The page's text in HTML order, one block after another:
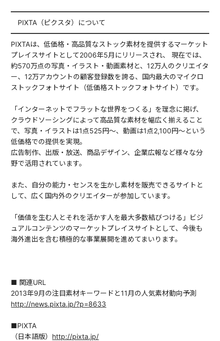
━━━━━━━━━━━━━━━━━━━━━━━━━━━━━━
PIXTA（ピクスタ）について
━━━━━━━━━━━━━━━━━━━━━━━━━━━━━━
PIXTAは、低価格・高品質なストック素材を提供するマーケット
プレイスサイトとして2006年5月にリリースされ、 現在では、
約570万点の写真・イラスト・動画素材と、12万人のクリエイタ
ー、12万アカウントの顧客登録数を誇る、国内最大のマイクロ
ストックフォトサイト（低価格ストックフォトサイト）です。
「インターネットでフラットな世界をつくる」を理念に掲げ、
クラウドソーシングによって高品質な素材を幅広く揃えること
で、写真・イラストは1点525円～、動画は1点2,100円～という
低価格での提供を実現。
広告制作、出版・放送、商品デザイン、企業広報など様々な分
野で活用されています。
また、自分の能力・センスを生かし素材を販売できるサイトと
して、広く国内外のクリエイターが参加しています。
「価値を生む人とそれを活かす人を最大多数結びつける」ビジ
ュアルコンテンツのマーケットプレイスサイトとして、今後も
海外進出を含む積極的な事業展開を進めてまいります。
■ 関連URL
2013年9月の注目素材キーワードと11月の人気素材動向予測
http://news.pixta.jp/?p=8633
■PIXTA
（日本語版） http://pixta.jp/